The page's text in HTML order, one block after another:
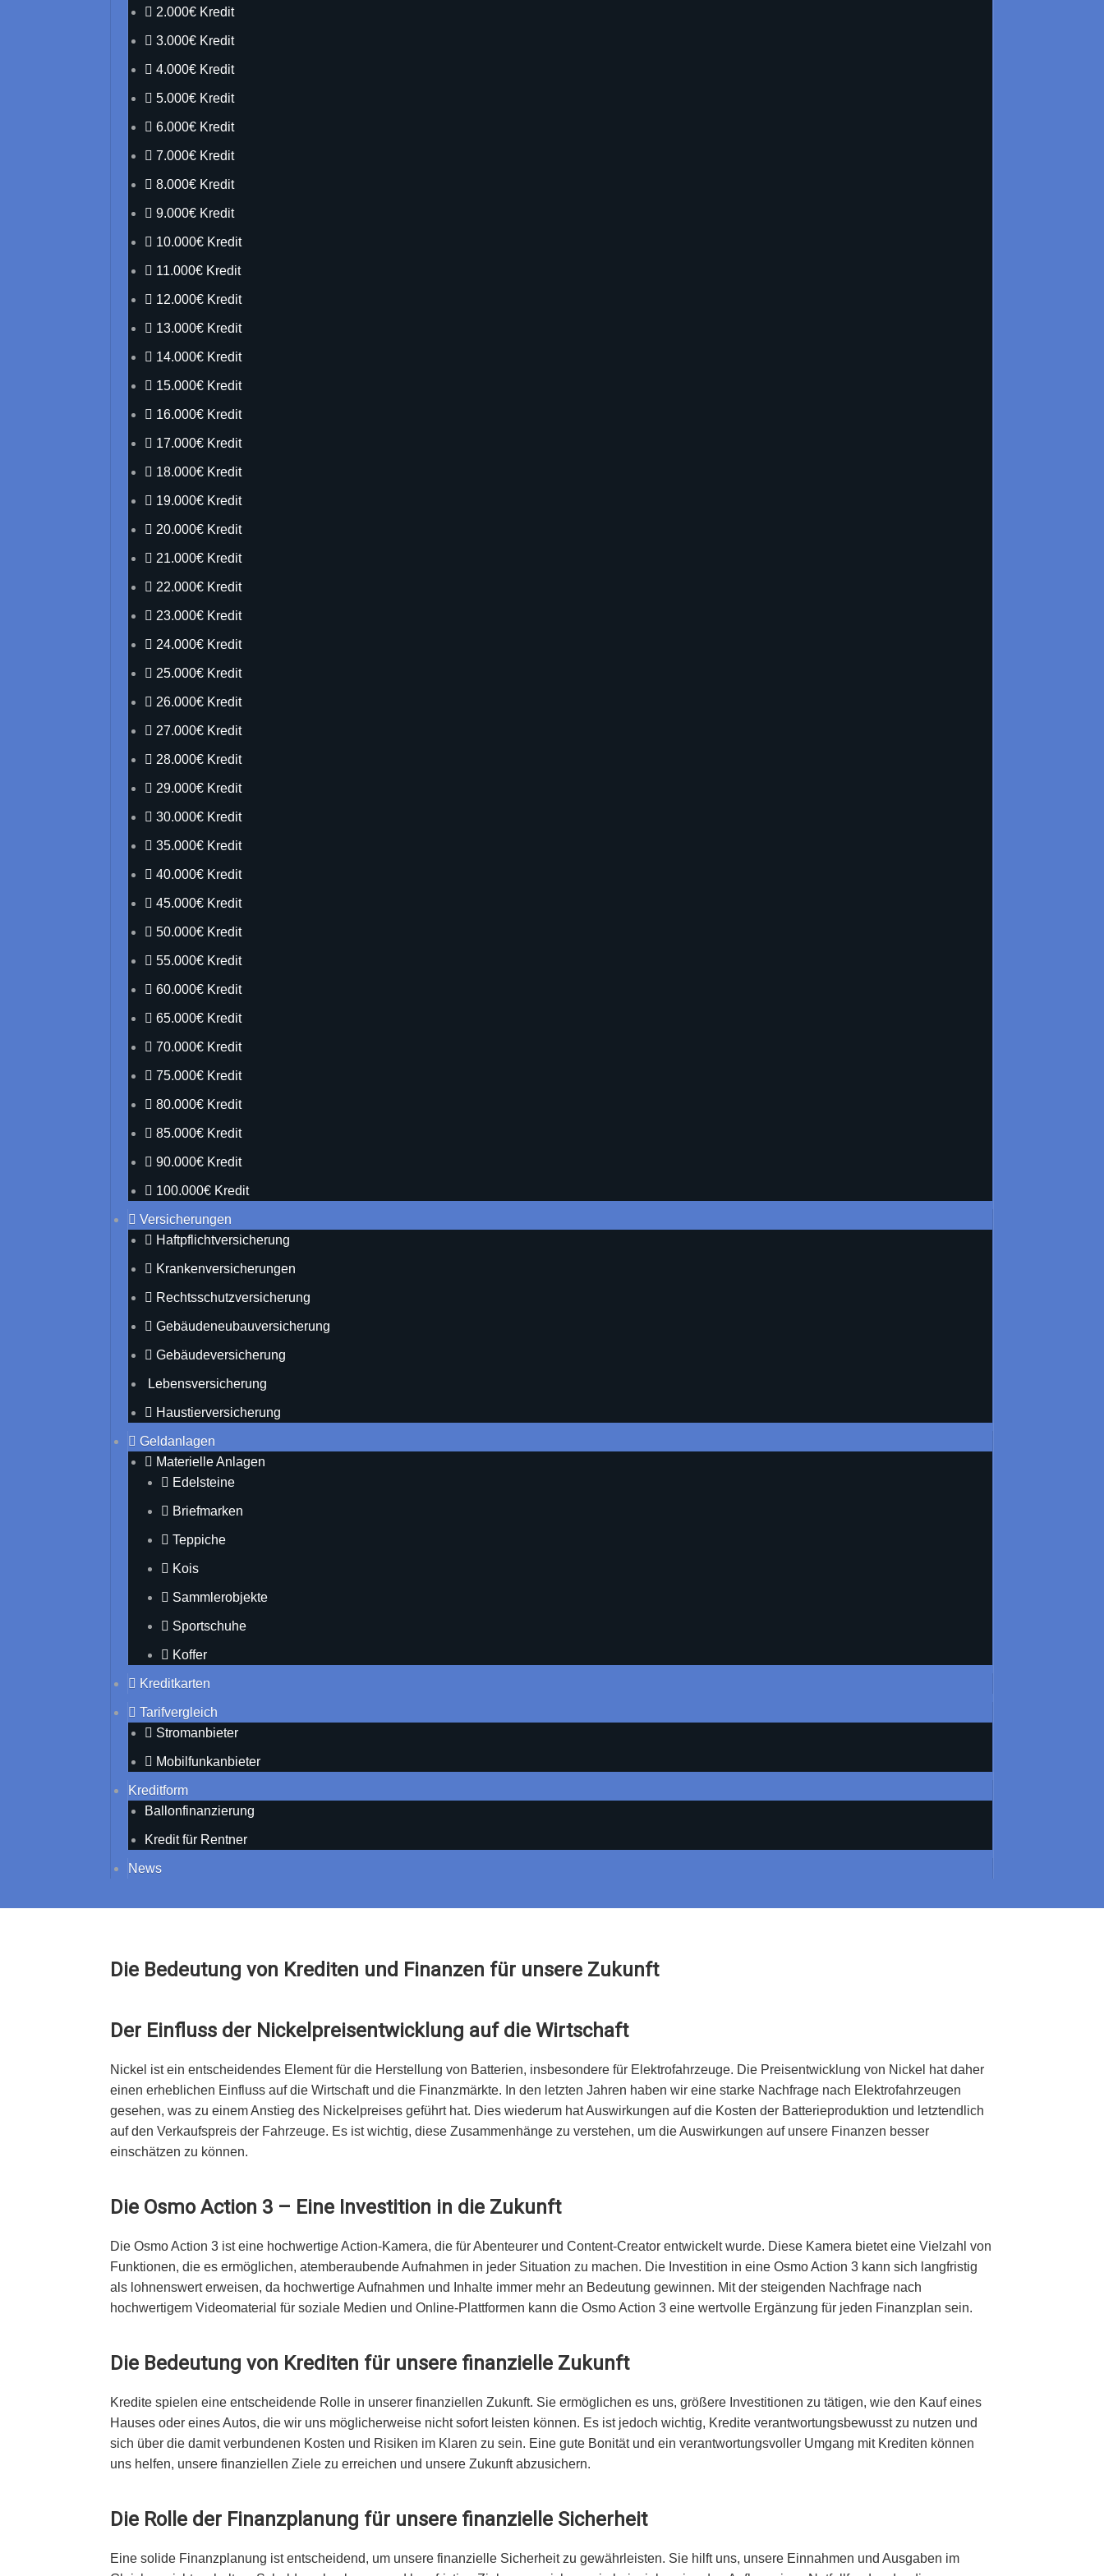
2.000€ Kredit
3.000€ Kredit
4.000€ Kredit
5.000€ Kredit
6.000€ Kredit
7.000€ Kredit
8.000€ Kredit
9.000€ Kredit
10.000€ Kredit
11.000€ Kredit
12.000€ Kredit
13.000€ Kredit
14.000€ Kredit
15.000€ Kredit
16.000€ Kredit
17.000€ Kredit
18.000€ Kredit
19.000€ Kredit
20.000€ Kredit
21.000€ Kredit
22.000€ Kredit
23.000€ Kredit
24.000€ Kredit
25.000€ Kredit
26.000€ Kredit
27.000€ Kredit
28.000€ Kredit
29.000€ Kredit
30.000€ Kredit
35.000€ Kredit
40.000€ Kredit
45.000€ Kredit
50.000€ Kredit
55.000€ Kredit
60.000€ Kredit
65.000€ Kredit
70.000€ Kredit
75.000€ Kredit
80.000€ Kredit
85.000€ Kredit
90.000€ Kredit
100.000€ Kredit
Versicherungen
Haftpflichtversicherung
Krankenversicherungen
Rechtsschutzversicherung
Gebäudeneubauversicherung
Gebäudeversicherung
Lebensversicherung
Haustierversicherung
Geldanlagen
Materielle Anlagen
Edelsteine
Briefmarken
Teppiche
Kois
Sammlerobjekte
Sportschuhe
Koffer
Kreditkarten
Tarifvergleich
Stromanbieter
Mobilfunkanbieter
Kreditform
Ballonfinanzierung
Kredit für Rentner
News
Die Bedeutung von Krediten und Finanzen für unsere Zukunft
Der Einfluss der Nickelpreisentwicklung auf die Wirtschaft
Nickel ist ein entscheidendes Element für die Herstellung von Batterien, insbesondere für Elektrofahrzeuge. Die Preisentwicklung von Nickel hat daher
einen erheblichen Einfluss auf die Wirtschaft und die Finanzmärkte. In den letzten Jahren haben wir eine starke Nachfrage nach Elektrofahrzeugen
gesehen, was zu einem Anstieg des Nickelpreises geführt hat. Dies wiederum hat Auswirkungen auf die Kosten der Batterieproduktion und letztendlich
auf den Verkaufspreis der Fahrzeuge. Es ist wichtig, diese Zusammenhänge zu verstehen, um die Auswirkungen auf unsere Finanzen besser
einschätzen zu können.
Die Osmo Action 3 – Eine Investition in die Zukunft
Die Osmo Action 3 ist eine hochwertige Action-Kamera, die für Abenteurer und Content-Creator entwickelt wurde. Diese Kamera bietet eine Vielzahl von
Funktionen, die es ermöglichen, atemberaubende Aufnahmen in jeder Situation zu machen. Die Investition in eine Osmo Action 3 kann sich langfristig
als lohnenswert erweisen, da hochwertige Aufnahmen und Inhalte immer mehr an Bedeutung gewinnen. Mit der steigenden Nachfrage nach
hochwertigem Videomaterial für soziale Medien und Online-Plattformen kann die Osmo Action 3 eine wertvolle Ergänzung für jeden Finanzplan sein.
Die Bedeutung von Krediten für unsere finanzielle Zukunft
Kredite spielen eine entscheidende Rolle in unserer finanziellen Zukunft. Sie ermöglichen es uns, größere Investitionen zu tätigen, wie den Kauf eines
Hauses oder eines Autos, die wir uns möglicherweise nicht sofort leisten können. Es ist jedoch wichtig, Kredite verantwortungsbewusst zu nutzen und
sich über die damit verbundenen Kosten und Risiken im Klaren zu sein. Eine gute Bonität und ein verantwortungsvoller Umgang mit Krediten können
uns helfen, unsere finanziellen Ziele zu erreichen und unsere Zukunft abzusichern.
Die Rolle der Finanzplanung für unsere finanzielle Sicherheit
Eine solide Finanzplanung ist entscheidend, um unsere finanzielle Sicherheit zu gewährleisten. Sie hilft uns, unsere Einnahmen und Ausgaben im